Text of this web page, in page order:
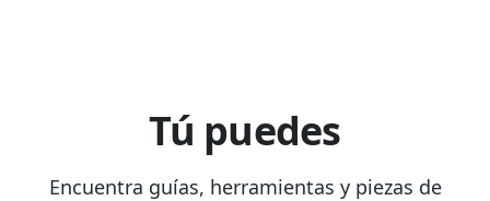
Tú puedes
Encuentra guías, herramientas y piezas de